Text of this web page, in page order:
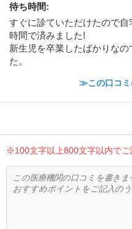
待ち時間:
すぐに診ていただけたので
時間で済みました!
新生児を卒業したばかりな
た。
≫この口コミ
※100文字以上800文字以内でご